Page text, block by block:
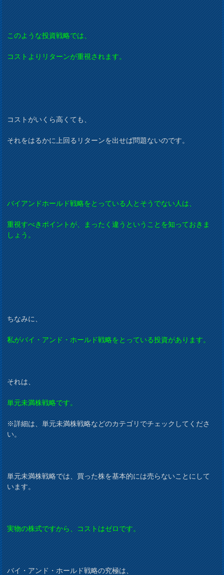
このような投資戦略では、
コストよりリターンが重視されます。
コストがいくら高くても、
それをはるかに上回るリターンを出せば問題ないのです。
バイアンドホールド戦略をとっている人とそうでない人は、
重視すべきポイントが、まったく違うということを知っておきま
しょう。
ちなみに、
私がバイ・アンド・ホールド戦略をとっている投資があります。
それは、
単元未満株戦略です。
※詳細は、単元未満株戦略などのカテゴリでチェックしてくださ
い。
単元未満株戦略では、買った株を基本的には売らないことにして
います。
実物の株式ですから、コストはゼロです。
バイ・アンド・ホールド戦略の究極は、